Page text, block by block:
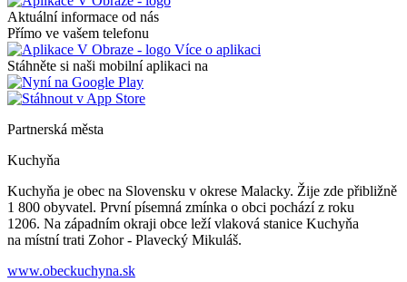
Aktuální informace od nás
Přímo ve vašem telefonu
Více o aplikaci
Stáhněte si naši mobilní aplikaci na
Partnerská města
Kuchyňa
Kuchyňa je obec na Slovensku v okrese Malacky. Žije zde přibližně
1 800 obyvatel. První písemná zmínka o obci pochází z roku
1206. Na západním okraji obce leží vlaková stanice Kuchyňa
na místní trati Zohor - Plavecký Mikuláš.
www.obeckuchyna.sk